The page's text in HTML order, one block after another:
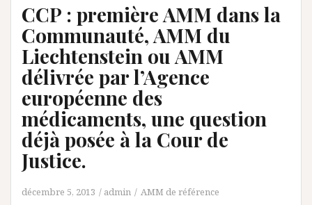
CCP : première AMM dans la
Communauté, AMM du
Liechtenstein ou AMM
délivrée par l’Agence
européenne des
médicaments, une question
déjà posée à la Cour de
Justice.
décembre 5, 2013 admin AMM de référence